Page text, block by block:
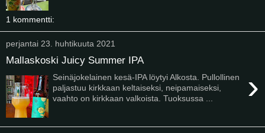
1 kommentti:
perjantai 23. huhtikuuta 2021
Mallaskoski Juicy Summer IPA
›
Seinäjokelainen kesä-IPA löytyi Alkosta. Pullollinen
paljastuu kirkkaan keltaiseksi, neipamaiseksi,
vaahto on kirkkaan valkoista. Tuoksussa ...